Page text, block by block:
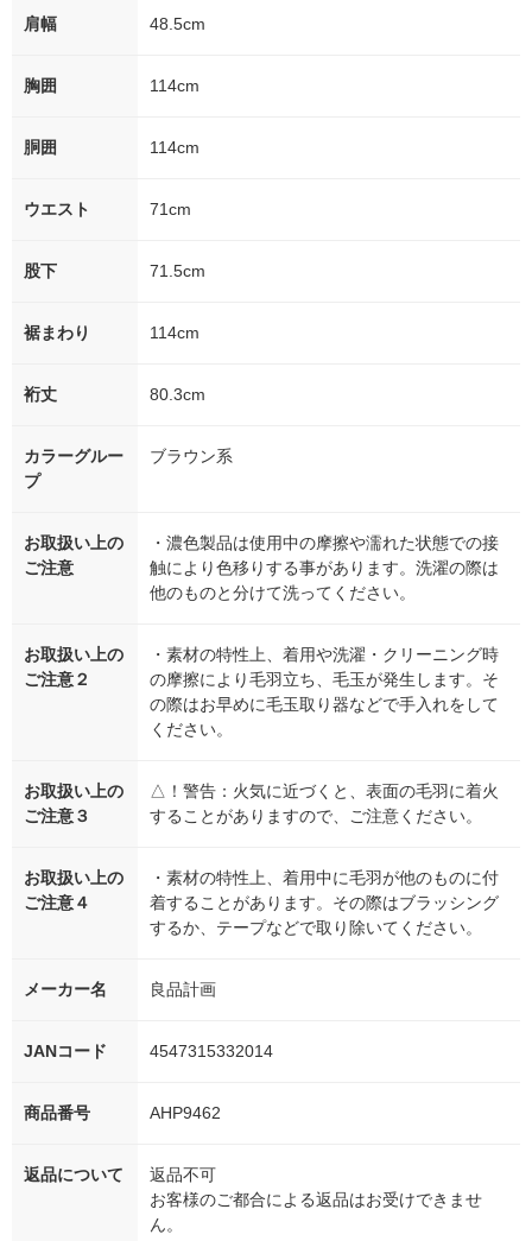
肩幅 48.5cm
胸囲 114cm
胴囲 114cm
ウエスト 71cm
股下 71.5cm
裾まわり 114cm
裄丈 80.3cm
カラーグルー
プ
ブラウン系
お取扱い上の
ご注意
・濃色製品は使用中の摩擦や濡れた状態での接
触により色移りする事があります。洗濯の際は
他のものと分けて洗ってください。
お取扱い上の
ご注意２
・素材の特性上、着用や洗濯・クリーニング時
の摩擦により毛羽立ち、毛玉が発生します。そ
の際はお早めに毛玉取り器などで手入れをして
ください。
お取扱い上の
ご注意３
△！警告：火気に近づくと、表面の毛羽に着火
することがありますので、ご注意ください。
お取扱い上の
ご注意４
・素材の特性上、着用中に毛羽が他のものに付
着することがあります。その際はブラッシング
するか、テープなどで取り除いてください。
メーカー名 良品計画
JANコード 4547315332014
商品番号 AHP9462
返品について
返品不可
お客様のご都合による返品はお受けできませ
ん。